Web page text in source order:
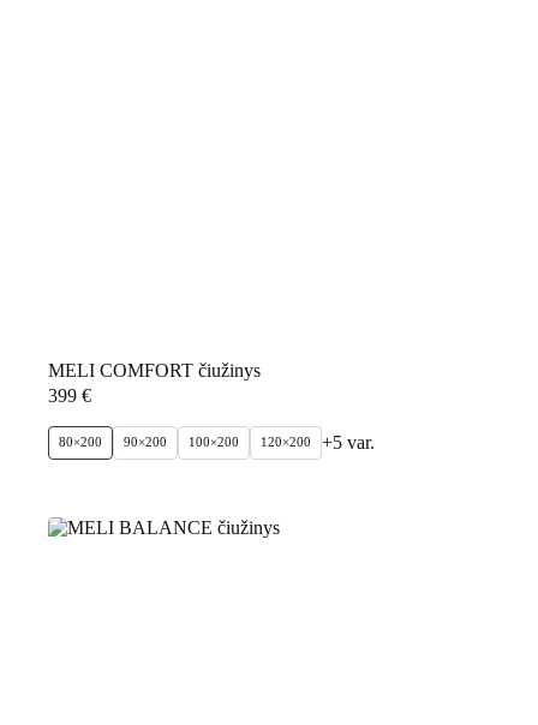
MELI COMFORT čiužinys
399 €
80×200 90×200 100×200 120×200 +5 var.